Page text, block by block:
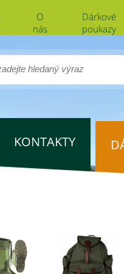
O
nás
Dárkové
poukazy
KONTAKTY